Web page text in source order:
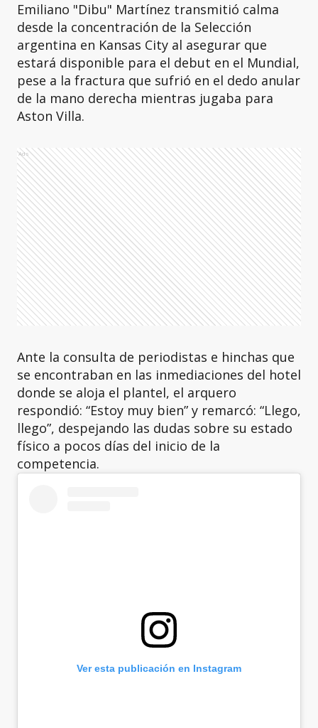
Emiliano "Dibu" Martínez transmitió calma
desde la concentración de la Selección
argentina en Kansas City al asegurar que
estará disponible para el debut en el Mundial,
pese a la fractura que sufrió en el dedo anular
de la mano derecha mientras jugaba para
Aston Villa.
Ads
Ante la consulta de periodistas e hinchas que
se encontraban en las inmediaciones del hotel
donde se aloja el plantel, el arquero
respondió: “Estoy muy bien” y remarcó: “Llego,
llego”, despejando las dudas sobre su estado
físico a pocos días del inicio de la
competencia.
Ver esta publicación en Instagram